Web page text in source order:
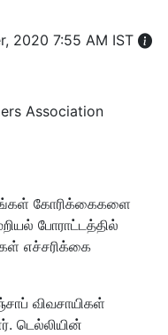
2020 7:55 AM IST
கோரிக்கைகளை
போராட்டத்தில்
எச்சரிக்கை
விவசாயிகள்
டெல்லியின்